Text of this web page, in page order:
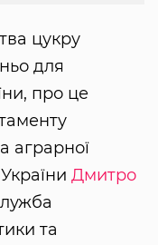
цукру
для
про це
аграрної
Дмитро
та